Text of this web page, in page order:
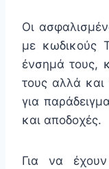
Οι
με κωδικούς
ένσημά τους,
τους αλλά και
για
και αποδοχές.
Για να